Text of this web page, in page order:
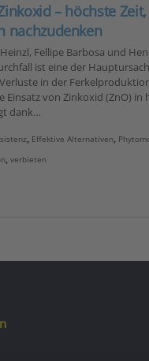
– höchste
nachzudenken
Fellipe Barbosa und
ist eine der
in der
Einsatz von Zinkoxid (ZnO) in
dank…
, Effektive Alternativen,
,verbieten